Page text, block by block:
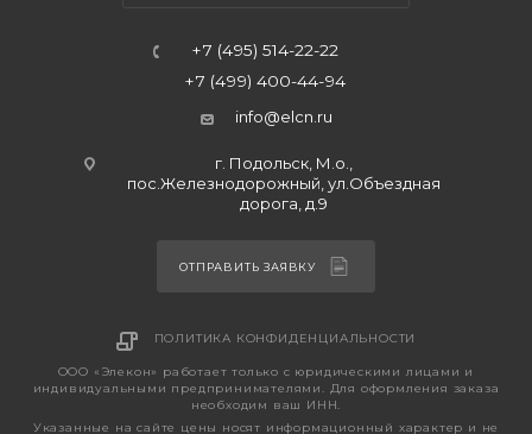
+7 (495) 514-22-22
+7 (499) 400-44-94
info@elcn.ru
г. Подольск, М.о.,
пос.Железнодорожный, ул.Объездная
дорога, д.9
ОТПРАВИТЬ ЗАЯВКУ
ПОЛИТИКА КОНФИДЕНЦИАЛЬНОСТИ
ООО «Элекон» работает только с юридическими лицами и
индивидуальными предпринимателями. Для оформления заказа
необходим ваш ИНН.
Указанные на сайте цены носят информационный характер и не